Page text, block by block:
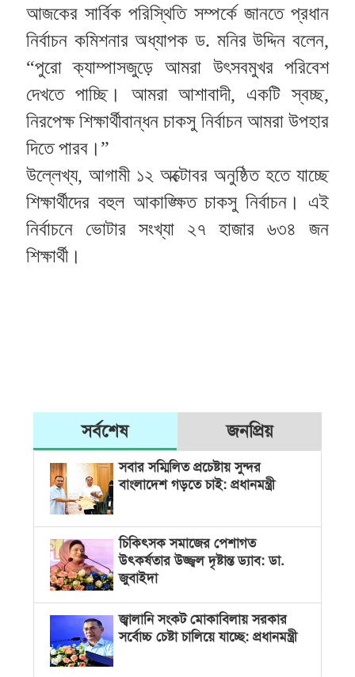
আজকের সার্বিক পরিস্থিতি সম্পর্কে জানতে প্রধান
নির্বাচন কমিশনার অধ্যাপক ড. মনির উদ্দিন বলেন,
“পুরো ক্যাম্পাসজুড়ে আমরা উৎসবমুখর পরিবেশ
দেখতে পাচ্ছি। আমরা আশাবাদী, একটি স্বচ্ছ,
নিরপেক্ষ শিক্ষার্থীবান্ধন চাকসু নির্বাচন আমরা উপহার
দিতে পারব।”
উল্লেখ্য, আগামী ১২ অক্টোবর অনুষ্ঠিত হতে যাচ্ছে
শিক্ষার্থীদের বহুল আকাঙ্ক্ষিত চাকসু নির্বাচন। এই
নির্বাচনে ভোটার সংখ্যা ২৭ হাজার ৬৩৪ জন
শিক্ষার্থী।
সর্বশেষ জনপ্রিয়
সবার সম্মিলিত প্রচেষ্টায় সুন্দর
বাংলাদেশ গড়তে চাই: প্রধানমন্ত্রী
চিকিৎসক সমাজের পেশাগত
উৎকর্ষতার উজ্জ্বল দৃষ্টান্ত ড্যাব: ডা.
জুবাইদা
জ্বালানি সংকট মোকাবিলায় সরকার
সর্বোচ্চ চেষ্টা চালিয়ে যাচ্ছে: প্রধানমন্ত্রী